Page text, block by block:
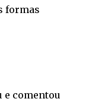
formas
e comentou